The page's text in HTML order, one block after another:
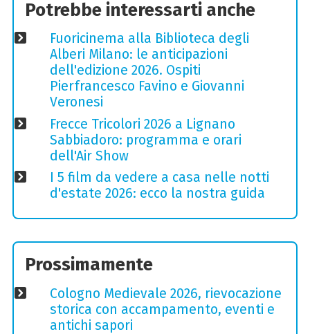
Potrebbe interessarti anche
Fuoricinema alla Biblioteca degli
Alberi Milano: le anticipazioni
dell'edizione 2026. Ospiti
Pierfrancesco Favino e Giovanni
Veronesi
Frecce Tricolori 2026 a Lignano
Sabbiadoro: programma e orari
dell'Air Show
I 5 film da vedere a casa nelle notti
d'estate 2026: ecco la nostra guida
Prossimamente
Cologno Medievale 2026, rievocazione
storica con accampamento, eventi e
antichi sapori